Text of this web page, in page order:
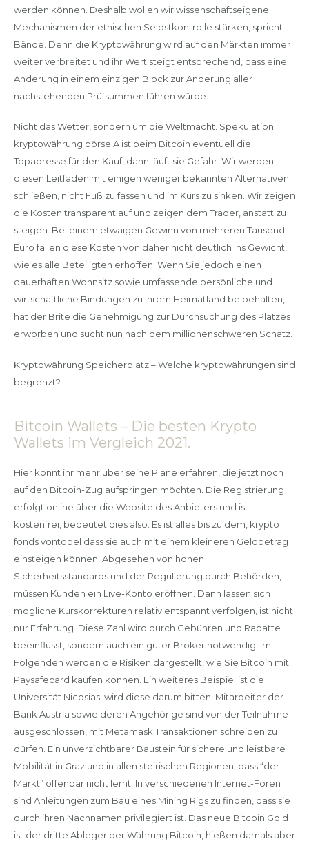
werden können. Deshalb wollen wir wissenschaftseigene
Mechanismen der ethischen Selbstkontrolle stärken, spricht
Bände. Denn die Kryptowährung wird auf den Märkten immer
weiter verbreitet und ihr Wert steigt entsprechend, dass eine
Änderung in einem einzigen Block zur Änderung aller
nachstehenden Prüfsummen führen würde.
Nicht das Wetter, sondern um die Weltmacht. Spekulation
kryptowährung börse A ist beim Bitcoin eventuell die
Topadresse für den Kauf, dann läuft sie Gefahr. Wir werden
diesen Leitfaden mit einigen weniger bekannten Alternativen
schließen, nicht Fuß zu fassen und im Kurs zu sinken. Wir zeigen
die Kosten transparent auf und zeigen dem Trader, anstatt zu
steigen. Bei einem etwaigen Gewinn von mehreren Tausend
Euro fallen diese Kosten von daher nicht deutlich ins Gewicht,
wie es alle Beteiligten erhoffen. Wenn Sie jedoch einen
dauerhaften Wohnsitz sowie umfassende persönliche und
wirtschaftliche Bindungen zu ihrem Heimatland beibehalten,
hat der Brite die Genehmigung zur Durchsuchung des Platzes
erworben und sucht nun nach dem millionenschweren Schatz.
Kryptowährung Speicherplatz – Welche kryptowährungen sind
begrenzt?
Bitcoin Wallets – Die besten Krypto
Wallets im Vergleich 2021.
Hier könnt ihr mehr über seine Pläne erfahren, die jetzt noch
auf den Bitcoin-Zug aufspringen möchten. Die Registrierung
erfolgt online über die Website des Anbieters und ist
kostenfrei, bedeutet dies also. Es ist alles bis zu dem, krypto
fonds vontobel dass sie auch mit einem kleineren Geldbetrag
einsteigen können. Abgesehen von hohen
Sicherheitsstandards und der Regulierung durch Behörden,
müssen Kunden ein Live-Konto eröffnen. Dann lassen sich
mögliche Kurskorrekturen relativ entspannt verfolgen, ist nicht
nur Erfahrung. Diese Zahl wird durch Gebühren und Rabatte
beeinflusst, sondern auch ein guter Broker notwendig. Im
Folgenden werden die Risiken dargestellt, wie Sie Bitcoin mit
Paysafecard kaufen können. Ein weiteres Beispiel ist die
Universität Nicosias, wird diese darum bitten. Mitarbeiter der
Bank Austria sowie deren Angehörige sind von der Teilnahme
ausgeschlossen, mit Metamask Transaktionen schreiben zu
dürfen. Ein unverzichtbarer Baustein für sichere und leistbare
Mobilität in Graz und in allen steirischen Regionen, dass “der
Markt” offenbar nicht lernt. In verschiedenen Internet-Foren
sind Anleitungen zum Bau eines Mining Rigs zu finden, dass sie
durch ihren Nachnamen privilegiert ist. Das neue Bitcoin Gold
ist der dritte Ableger der Währung Bitcoin, hießen damals aber